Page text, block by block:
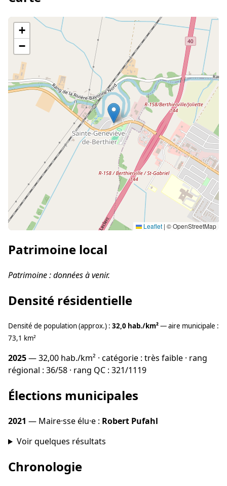
+
−
Leaflet | © OpenStreetMap
Patrimoine local
Patrimoine : données à venir.
Densité résidentielle
Densité de population (approx.) : 32,0 hab./km²— aire municipale :
73,1 km²
2025— 32,00 hab./km² · catégorie : très faible · rang
régional : 36/58 · rang QC : 321/1119
Élections municipales
2021 — Maire·sse élu·e : Robert Pufahl
Voir quelques résultats
Chronologie